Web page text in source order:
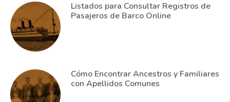
Listados para Consultar Registros de
Pasajeros de Barco Online
Cómo Encontrar Ancestros y Familiares
con Apellidos Comunes